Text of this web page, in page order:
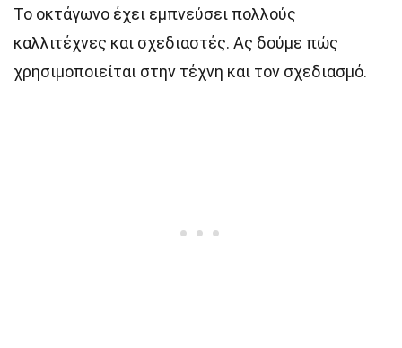
Το οκτάγωνο έχει εμπνεύσει πολλούς
καλλιτέχνες και σχεδιαστές. Ας δούμε πώς
χρησιμοποιείται στην τέχνη και τον σχεδιασμό.